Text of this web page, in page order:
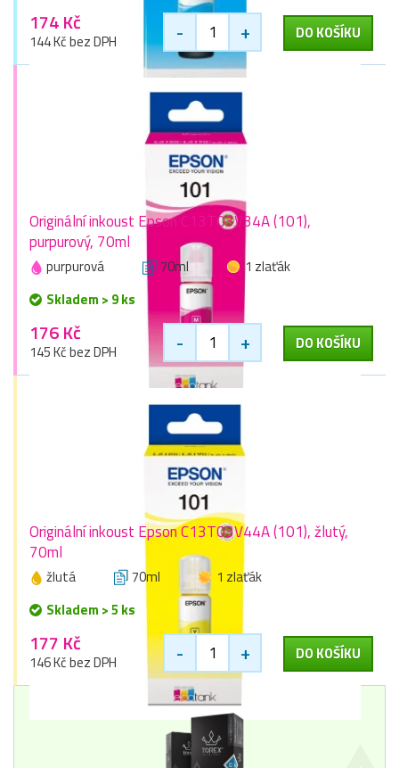
174 Kč
144 Kč bez DPH - + DO KOŠÍKU
Originální inkoust Epson C13T03V34A (101),
purpurový, 70ml
purpurová 70ml
1 zlaťák
Skladem > 9 ks
176 Kč
145 Kč bez DPH - + DO KOŠÍKU
Originální inkoust Epson C13T03V44A (101), žlutý,
70ml
žlutá 70ml
1 zlaťák
Skladem > 5 ks
177 Kč
146 Kč bez DPH - + DO KOŠÍKU